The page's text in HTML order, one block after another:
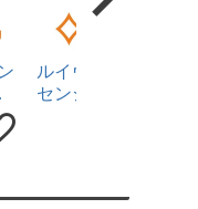
ルイヴィトン モン
センジャーMM